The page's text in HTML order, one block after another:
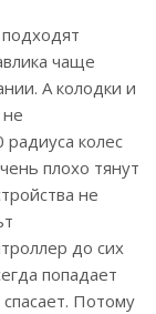
чаще
А колодки и
колес
плохо тянут
не
до сих
попадает
Потому